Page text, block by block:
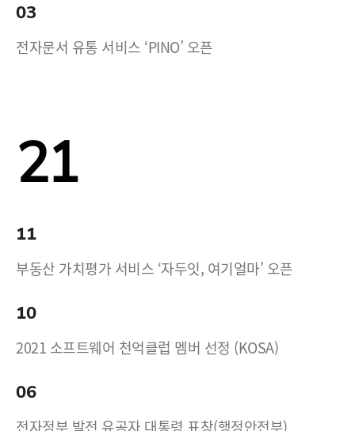
03
전자문서 유통 서비스 ‘PINO’ 오픈
21
11
부동산 가치평가 서비스 ‘자두잇, 여기얼마’ 오픈
10
2021 소프트웨어 천억클럽 멤버 선정 (KOSA)
06
전자정부 발전 유공자 대통령 표창(행정안전부)